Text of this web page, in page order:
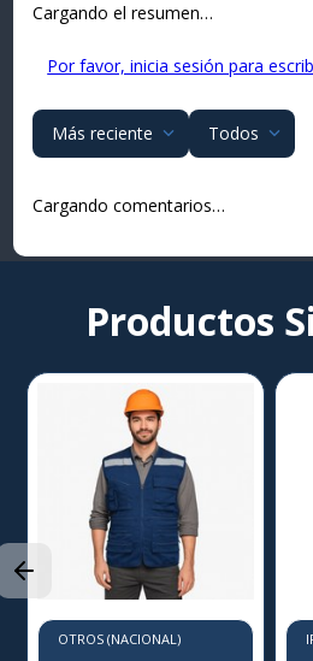
Cargando el resumen…
Por favor, inicia sesión para
Más reciente Todos
Cargando comentarios…
Productos
OTROS (NACIONAL)